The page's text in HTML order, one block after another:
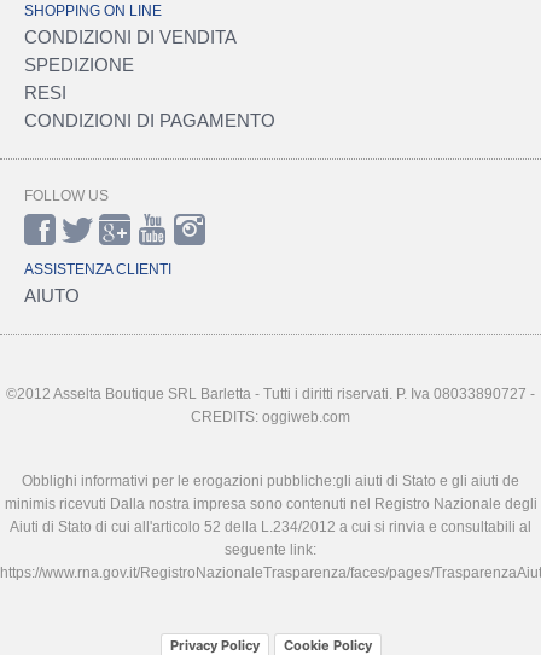
SHOPPING ON LINE
CONDIZIONI DI VENDITA
SPEDIZIONE
RESI
CONDIZIONI DI PAGAMENTO
FOLLOW US
ASSISTENZA CLIENTI
AIUTO
©2012 Asselta Boutique SRL Barletta - Tutti i diritti riservati. P. Iva 08033890727 -
CREDITS: oggiweb.com
Obblighi informativi per le erogazioni pubbliche:gli aiuti di Stato e gli aiuti de
minimis ricevuti Dalla nostra impresa sono contenuti nel Registro Nazionale degli
Aiuti di Stato di cui all'articolo 52 della L.234/2012 a cui si rinvia e consultabili al
seguente link:
https://www.rna.gov.it/RegistroNazionaleTrasparenza/faces/pages/
Privacy Policy Cookie Policy